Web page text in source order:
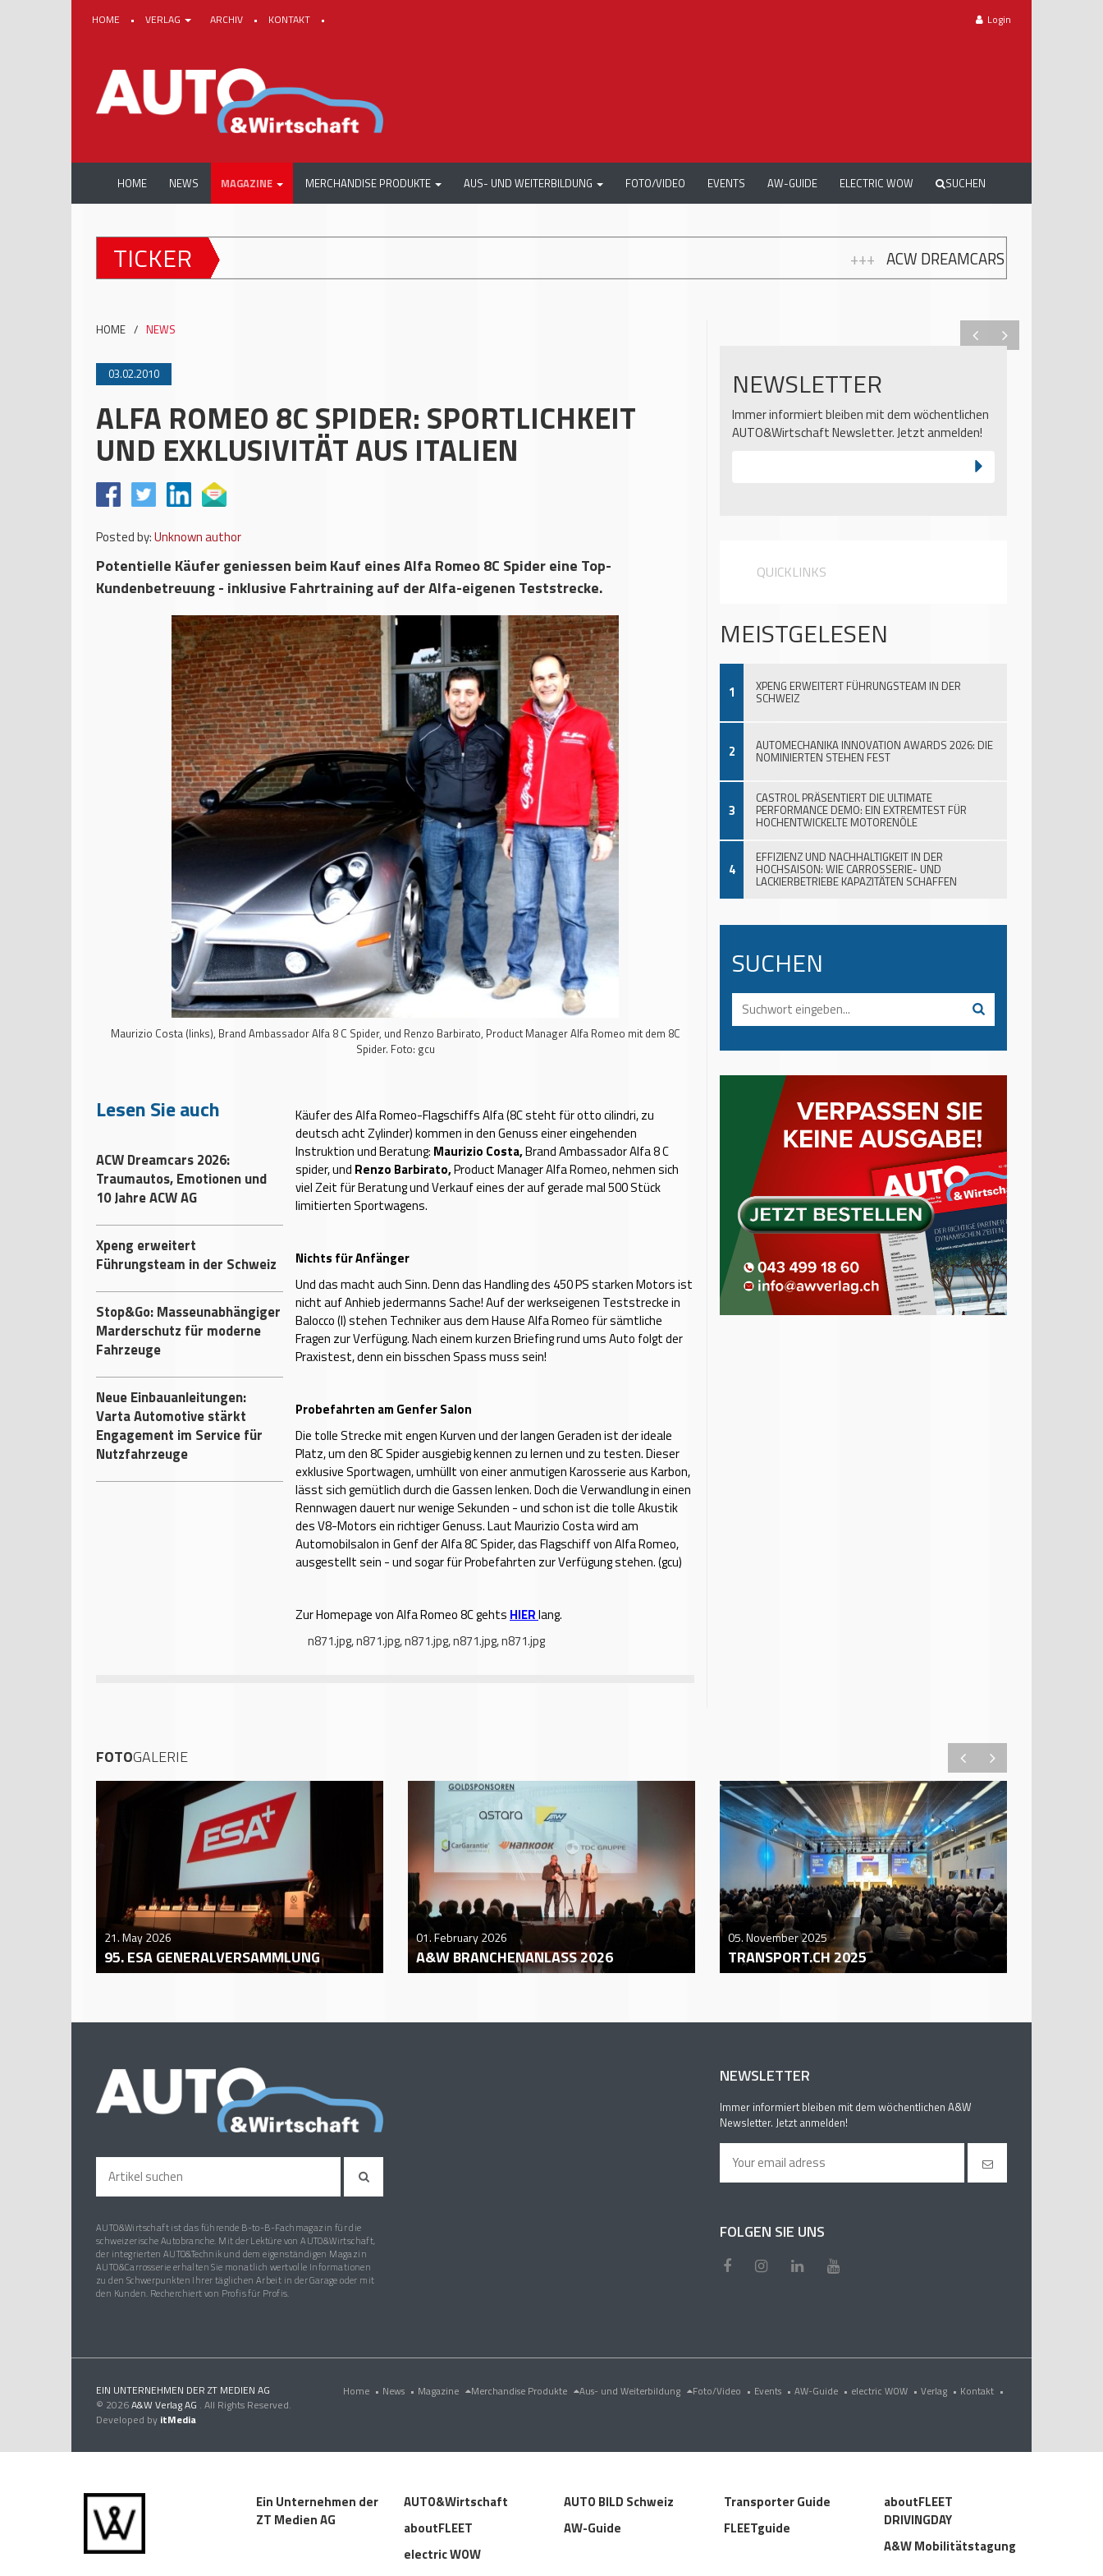
HOME • VERLAG ARCHIV • KONTAKT • Login
HOME NEWS MAGAZINE MERCHANDISE PRODUKTE AUS- UND WEITERBILDUNG FOTO/VIDEO EVENTS AW-GUIDE ELECTRIC WOW SUCHEN
TICKER ACW DREAMCARS 2026: TRAUMAUTOS, EMOTIONEN
HOME / NEWS
03.02.2010
ALFA ROMEO 8C SPIDER: SPORTLICHKEIT
UND EXKLUSIVITÄT AUS ITALIEN
Posted by:Unknown author
Potentielle Käufer geniessen beim Kauf eines Alfa Romeo 8C Spider eine Top-
Kundenbetreuung - inklusive Fahrtraining auf der Alfa-eigenen Teststrecke.
Maurizio Costa (links), Brand Ambassador Alfa 8 C Spider, und Renzo Barbirato, Product Manager Alfa Romeo mit dem 8C
Spider. Foto: gcu
Lesen Sie auch
ACW Dreamcars 2026:
Traumautos, Emotionen und
10 Jahre ACW AG
Xpeng erweitert
Führungsteam in der Schweiz
Stop&Go: Masseunabhängiger
Marderschutz für moderne
Fahrzeuge
Neue Einbauanleitungen:
Varta Automotive stärkt
Engagement im Service für
Nutzfahrzeuge
Käufer des Alfa Romeo-Flagschiffs Alfa (8C steht für otto cilindri, zu
deutsch acht Zylinder) kommen in den Genuss einer eingehenden
Instruktion und Beratung: Maurizio Costa,Brand Ambassador Alfa 8 C
spider, und Renzo Barbirato,Product Manager Alfa Romeo, nehmen sich
viel Zeit für Beratung und Verkauf eines der auf gerade mal 500 Stück
limitierten Sportwagens.
Nichts für Anfänger
Und das macht auch Sinn. Denn das Handling des 450 PS starken Motors ist
nicht auf Anhieb jedermanns Sache! Auf der werkseigenen Teststrecke in
Balocco (I) stehen Techniker aus dem Hause Alfa Romeo für sämtliche
Fragen zur Verfügung. Nach einem kurzen Briefing rund ums Auto folgt der
Praxistest, denn ein bisschen Spass muss sein!
Probefahrten am Genfer Salon
Die tolle Strecke mit engen Kurven und der langen Geraden ist der ideale
Platz, um den 8C Spider ausgiebig kennen zu lernen und zu testen. Dieser
exklusive Sportwagen, umhüllt von einer anmutigen Karosserie aus Karbon,
lässt sich gemütlich durch die Gassen lenken. Doch die Verwandlung in einen
Rennwagen dauert nur wenige Sekunden - und schon ist die tolle Akustik
des V8-Motors ein richtiger Genuss. Laut Maurizio Costa wird am
Automobilsalon in Genf der Alfa 8C Spider, das Flagschiff von Alfa Romeo,
ausgestellt sein - und sogar für Probefahrten zur Verfügung stehen. (gcu)
Zur Homepage von Alfa Romeo 8C gehts HIERlang.
n871.jpg,n871.jpg,n871.jpg,n871.jpg,n871.jpg
NEWSLETTER
Immer informiert bleiben mit dem wöchentlichen
AUTO&Wirtschaft Newsletter. Jetzt anmelden!
QUICKLINKS
MEISTGELESEN
1 XPENG ERWEITERT FÜHRUNGSTEAM IN DER
SCHWEIZ
2 AUTOMECHANIKA INNOVATION AWARDS 2026: DIE
NOMINIERTEN STEHEN FEST
3
CASTROL PRÄSENTIERT DIE ULTIMATE
PERFORMANCE DEMO: EIN EXTREMTEST FÜR
HOCHENTWICKELTE MOTORENÖLE
4
EFFIZIENZ UND NACHHALTIGKEIT IN DER
HOCHSAISON: WIE CARROSSERIE- UND
LACKIERBETRIEBE KAPAZITÄTEN SCHAFFEN
SUCHEN
FOTOGALERIE
21. May 2026
95. ESA GENERALVERSAMMLUNG
01. February 2026
A&W BRANCHENANLASS 2026
05. November 2025
TRANSPORT.CH 2025
AUTO&Wirtschaft ist das führende B-to-B-Fachmagazin für die
schweizerische Autobranche. Mit der Lektüre von AUTO&Wirtschaft,
der integrierten AUTO&Technik und dem eigenständigen Magazin
AUTO&Carrosserie erhalten Sie monatlich wertvolle Informationen
zu den Schwerpunkten Ihrer täglichen Arbeit in der Garage oder mit
den Kunden. Recherchiert von Profis für Profis.
NEWSLETTER
Immer informiert bleiben mit dem wöchentlichen A&W
Newsletter. Jetzt anmelden!
FOLGEN SIE UNS
EIN UNTERNEHMEN DER ZT MEDIEN AG
© 2026A&W Verlag AG . All Rights Reserved.
Developed by itMedia
Home • News • Magazine Merchandise Produkte Aus- und Weiterbildung Foto/Video • Events • AW-Guide • electric WOW • Verlag • Kontakt •
Ein Unternehmen der
ZT Medien AG
AUTO&Wirtschaft
aboutFLEET
electric WOW
AUTO BILD Schweiz
AW-Guide
Transporter Guide
FLEETguide
aboutFLEET
DRIVINGDAY
A&W Mobilitätstagung